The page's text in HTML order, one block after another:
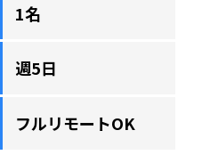
1名
週5日
フルリモートOK